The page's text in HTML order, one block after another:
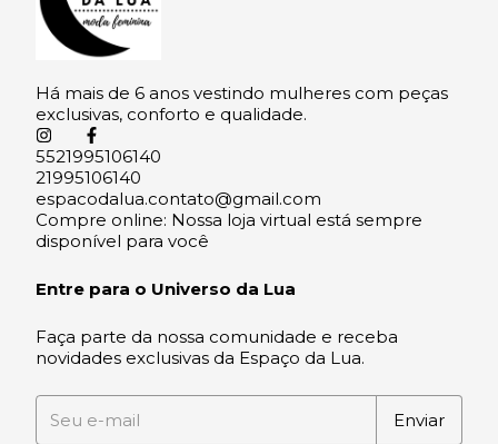
Há mais de 6 anos vestindo mulheres com peças
exclusivas, conforto e qualidade.
5521995106140
21995106140
espacodalua.contato@gmail.com
Compre online: Nossa loja virtual está sempre
disponível para você
Entre para o Universo da Lua
Faça parte da nossa comunidade e receba
novidades exclusivas da Espaço da Lua.